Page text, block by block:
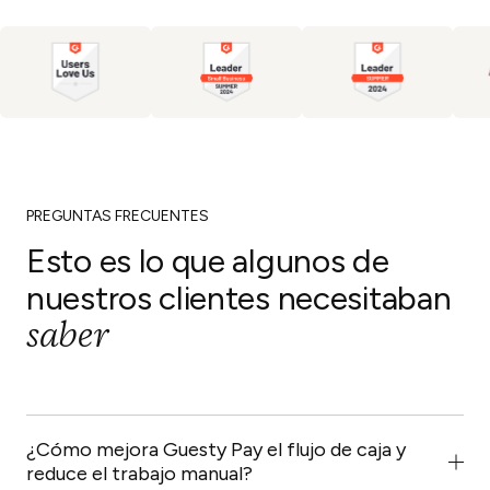
PREGUNTAS FRECUENTES
Esto es lo que algunos de
nuestros clientes necesitaban
saber
¿Cómo mejora Guesty Pay el flujo de caja y
reduce el trabajo manual?